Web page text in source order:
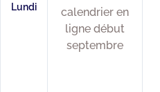
Lundi
calendrier en
ligne début
septembre